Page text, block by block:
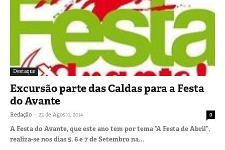
Destaque
Excursão parte das Caldas para a Festa
do Avante
Redação - 22 de Agosto, 2014 0
A Festa do Avante, que este ano tem por tema “A Festa de Abril”,
realiza-se nos dias 5, 6 e 7 de Setembro na...